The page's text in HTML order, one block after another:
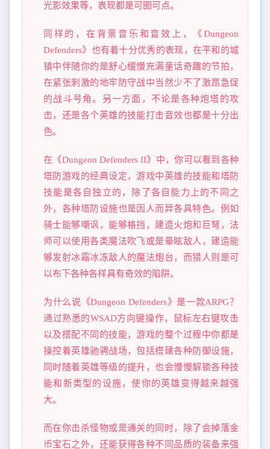
光影效果等，表现都是可圈可点。
同样的，在背景音乐和音效上，《Dungeon
Defenders》也有着十分优秀的表现，在平和的城
镇中伴随你的是舒心缓慢充满童话奇趣的节拍，
在紧张刺激的地牢防守战中当然少不了激昂急促
的战斗号角。另一方面，不论是各种炮塔的攻
击，还是各个英雄的技能打击音效也都是十分出
色。
在《Dungeon Defenders II》中，你可以看到各种
塔防游戏的经典设定，游戏中英雄的技能和塔防
技能是各自独立的，除了各自能力上的不同之
外，各种塔防设施也是因人而异各具特色。例如
骑士能够嘲讽，能够格挡，建造火炮和巨弩，法
师可以使用各类魔法吹飞或是晕眩敌人，建造能
够发射冰霜冰冻敌人的魔法炮台，而猎人则是可
以布下各种各样具有奇效的陷阱。
为什么说《Dungeon Defenders》是一款ARPG？
通过熟悉的WSAD方向键操作，鼠标左右键攻击
以及搭配不同的技能，游戏的整个过程中你都是
操控着英雄驰骋战场，包括搭建各种防御设施，
同时随着英雄等级的提升，也会慢慢解锁各种技
能和新类型的设施，使你的英雄变得越来越强
大。
而在你击杀怪物或是通关的同时，除了会掉落金
币宝石之外，还能获得各种不同品质的装备来强